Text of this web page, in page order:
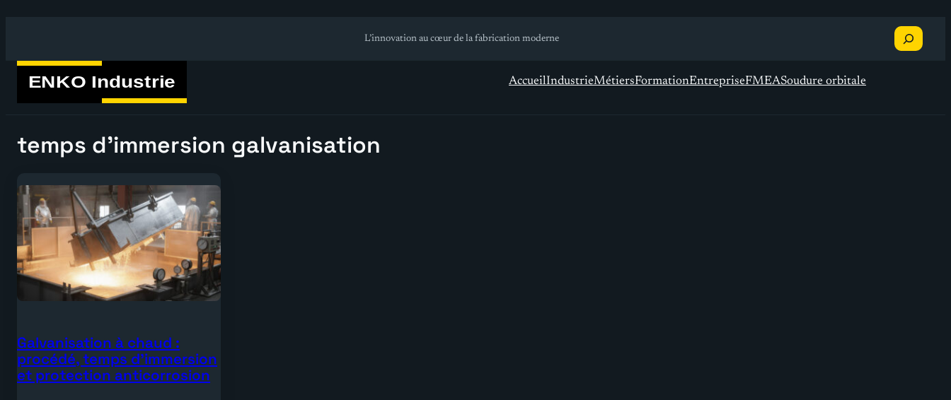
L’innovation au cœur de la fabrication moderne
Recherche
AccueilIndustrieMétiersFormationEntrepriseFMEASoudure orbitale
temps d’immersion galvanisation
Galvanisation à chaud :
procédé, temps d’immersion
et protection anticorrosion